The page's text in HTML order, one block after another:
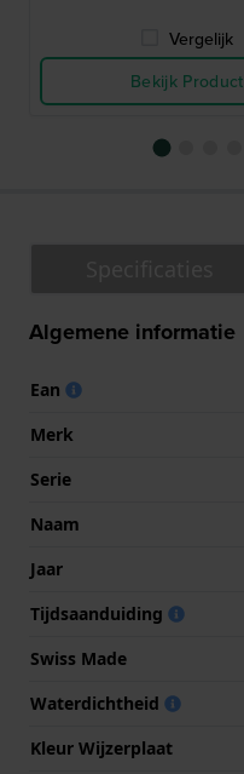
Vergelijk
Bekijk Product
Algemene informatie
Ean
Merk
Serie
Naam
Jaar
Tijdsaanduiding
Swiss Made
Waterdichtheid
Kleur Wijzerplaat